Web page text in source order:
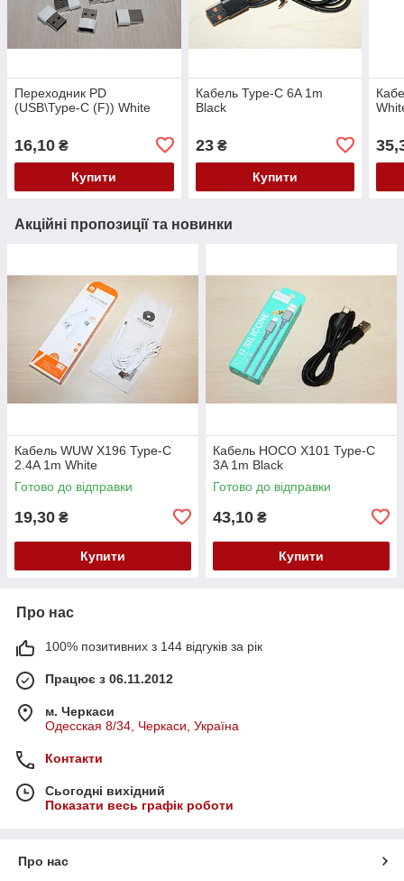
Переходник PD
(USB\Type-C (F)) White
16,10 ₴
Купити
Кабель Type-C 6A 1m
Black
23₴
Купити
Акційні пропозиції та новинки
Кабель WUW X196 Type-C
2.4A 1m White
Готово до відправки
19,30 ₴
Купити
Кабель HOCO X101 Type-C
3A 1m Black
Готово до відправки
43,10 ₴
Купити
Про нас
100% позитивних з 144 відгуків за рік
Працює з 06.11.2012
м. Черкаси
Одесская 8/34, Черкаси, Україна
Контакти
Сьогодні вихідний
Показати весь графік роботи
Про нас